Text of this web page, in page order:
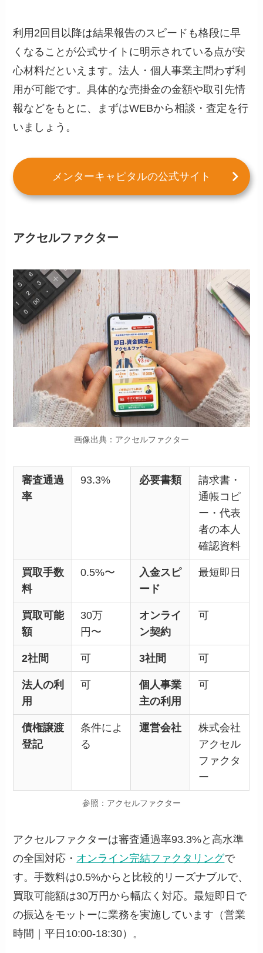
利用2回目以降は結果報告のスピードも格段に早
くなることが公式サイトに明示されている点が安
心材料だといえます。法人・個人事業主問わず利
用が可能です。具体的な売掛金の金額や取引先情
報などをもとに、まずはWEBから相談・査定を行
いましょう。
メンターキャピタルの公式サイト
アクセルファクター
画像出典：アクセルファクター
審査通過
率
93.3% 必要書類
請求書・
通帳コピ
ー・代表
者の本人
確認資料
買取手数
料
0.5%〜
入金スピ
ード
最短即日
買取可能
額
30万
円〜
オンライ
ン契約
可
2社間 可 3社間 可
法人の利
用
可
個人事業
主の利用
可
債権譲渡
登記
条件によ
る
運営会社
株式会社
アクセル
ファクタ
ー
参照：アクセルファクター
アクセルファクターは審査通過率93.3%と高水準
の全国対応・ オンライン完結ファクタリングで
す。手数料は0.5%からと比較的リーズナブルで、
買取可能額は30万円から幅広く対応。最短即日で
の振込をモットーに業務を実施しています（営業
時間｜平日10:00-18:30）。